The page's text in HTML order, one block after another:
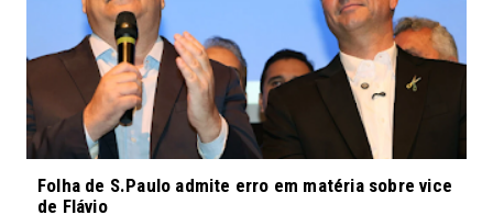
Folha de S.Paulo admite erro em matéria sobre vice
de Flávio